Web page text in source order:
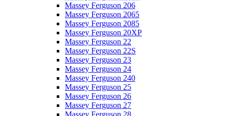
Massey Ferguson 206
Massey Ferguson 2065
Massey Ferguson 2085
Massey Ferguson 20XP
Massey Ferguson 22
Massey Ferguson 22S
Massey Ferguson 23
Massey Ferguson 24
Massey Ferguson 240
Massey Ferguson 25
Massey Ferguson 26
Massey Ferguson 27
Massey Ferguson 28